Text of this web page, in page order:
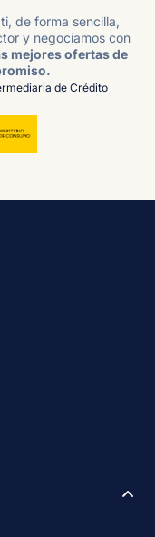
de forma sencilla,
y negociamos con
mejores ofertas de
de Crédito